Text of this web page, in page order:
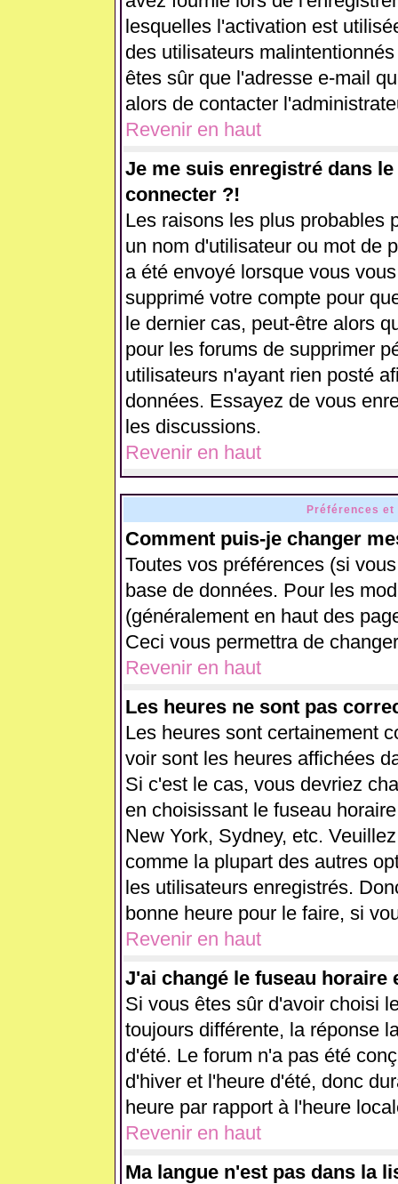
lesquelles l'activation est
des utilisateurs
êtes sûr que l'adresse e-mail
alors de contacter
Revenir en haut
Je me suis enregistré dans
connecter ?!
Les raisons les plus probables
un nom d'utilisateur ou mot de
a été envoyé lorsque vous
supprimé votre compte pour
le dernier cas, peut-être alors
pour les forums de supprimer
utilisateurs n'ayant rien posté
données. Essayez de vous
les discussions.
Revenir en haut
Préférences
Comment puis-je changer
Toutes vos préférences (si
base de données. Pour les
(généralement en haut des
Ceci vous permettra de
Revenir en haut
Les heures ne sont pas
Les heures sont certainement
voir sont les heures affichées
Si c'est le cas, vous devriez
en choisissant le fuseau
New York, Sydney, etc.
comme la plupart des autres
les utilisateurs enregistrés.
bonne heure pour le faire, si
Revenir en haut
J'ai changé le fuseau
Si vous êtes sûr d'avoir choisi
toujours différente, la réponse
d'été. Le forum n'a pas été
d'hiver et l'heure d'été, donc
heure par rapport à l'heure
Revenir en haut
Ma langue n'est pas dans la